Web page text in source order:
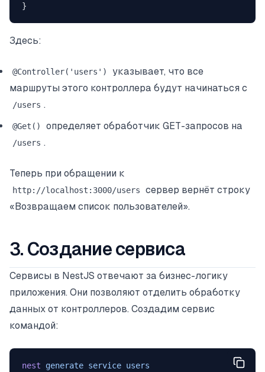
}
Здесь:
@Controller('users')
указывает, что все
маршруты этого контроллера будут начинаться с
/users .
@Get() определяет обработчик GET-запросов на
/users .
Теперь при обращении к
http://localhost:3000/users
сервер вернёт строку
«Возвращаем список пользователей».
3. Создание сервиса
Сервисы в NestJS отвечают за бизнес-логику
приложения. Они позволяют отделить обработку
данных от контроллеров. Создадим сервис
командой:
nest generate service users